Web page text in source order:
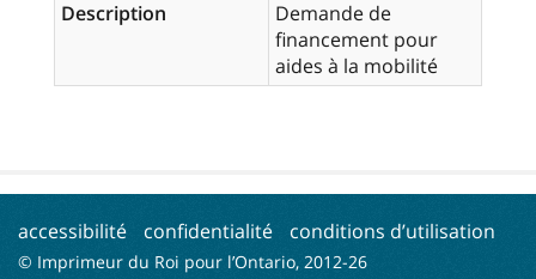
Description
Demande de
financement pour
aides à la mobilité
accessibilité confidentialité conditions d’utilisation
© Imprimeur du Roi pour l’Ontario, 2012-26